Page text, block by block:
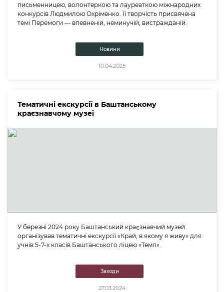
письменницею, волонтеркою та лауреаткою міжнародних
конкурсів Людмилою Охріменко. Її творчість присвячена
темі Перемоги — впевненій, неминучій, вистражданій.
Новини
10.04.2025
Тематичні екскурсії в Баштанському
краєзнавчому музеї
У березні 2024 року Баштанський краєзнавчий музей
організував тематичні екскурсії «Край, в якому я живу» для
учнів 5-7-х класів Баштанського ліцею «Темп».
Заходи
27.03.2024